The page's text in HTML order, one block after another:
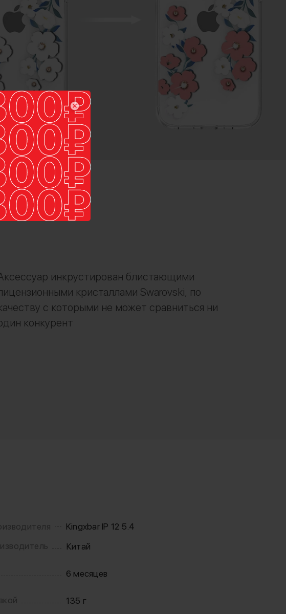
инкрустирован блистающими
кристаллами Swarovski, по
с которыми не может сравниться ни
конкурент
Kingxbar IP 12 5.4
Китай
6 месяцев
135 г